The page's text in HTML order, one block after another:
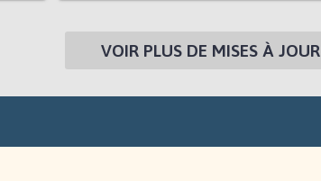
VOIR PLUS DE MISES À JOUR